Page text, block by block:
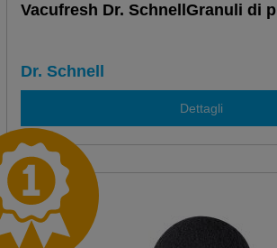
Vacufresh Dr. SchnellGranuli di
Dr. Schnell
Dettagli